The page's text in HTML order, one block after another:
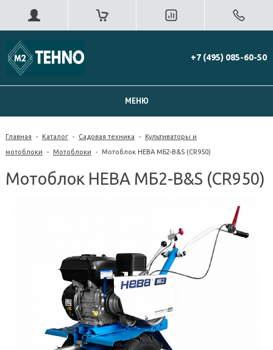
+7 (495) 085-60-50
МЕНЮ
Главная - Каталог - Садовая техника - Культиваторы и
мотоблоки - Мотоблоки - Мотоблок НЕВА МБ2-B&S (CR950)
Мотоблок НЕВА МБ2-B&S (CR950)